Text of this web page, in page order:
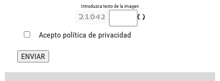
Introduzca texto de la imagen
Acepto política de privacidad